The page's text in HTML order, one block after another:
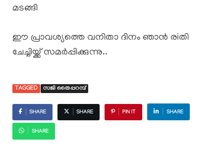
മടങ്ങി
ഈ പ്രാവശ്യത്തെ വനിതാ ദിനം ഞാൻ രiതി
ചേച്ചിയ്ക്ക് സമർപ്പിക്കുന്നു..
TAGGED സജി തൈപ്പറമ്പ്
SHARE SHARE PIN IT SHARE
SHARE